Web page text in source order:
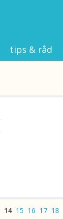
tips & råd
14 15 16 17 18